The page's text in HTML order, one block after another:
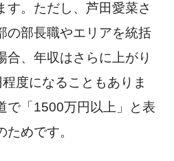
す。ただし、芦田愛菜さ
の部長職やエリアを統括
合、年収はさらに上がり
度になることもありま
で「1500万円以上」と表
めです。